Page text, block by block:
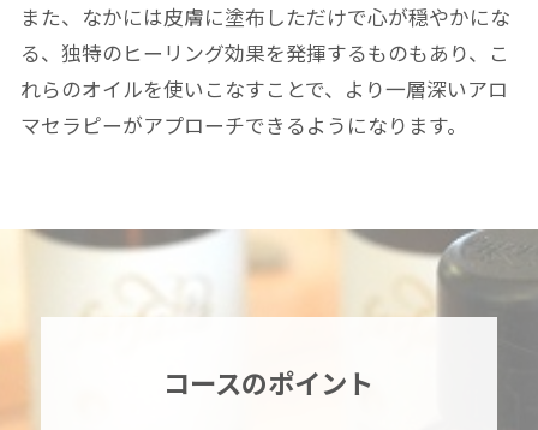
また、なかには皮膚に塗布しただけで心が穏やかにな
る、独特のヒーリング効果を発揮するものもあり、こ
れらのオイルを使いこなすことで、より一層深いアロ
マセラピーがアプローチできるようになります。
コースのポイント